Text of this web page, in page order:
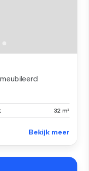
32 m²
Bekijk meer